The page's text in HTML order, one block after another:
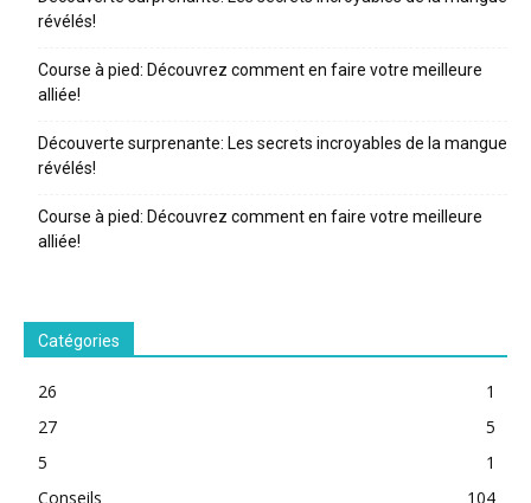
révélés!
Course à pied: Découvrez comment en faire votre meilleure
alliée!
Découverte surprenante: Les secrets incroyables de la mangue
révélés!
Course à pied: Découvrez comment en faire votre meilleure
alliée!
Catégories
26
1
27
5
5
1
Conseils
104